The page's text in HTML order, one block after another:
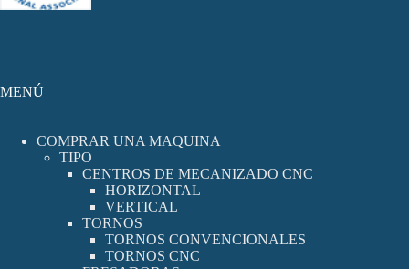
MENÚ
COMPRAR UNA MAQUINA
TIPO
CENTROS DE MECANIZADO CNC
HORIZONTAL
VERTICAL
TORNOS
TORNOS CONVENCIONALES
TORNOS CNC